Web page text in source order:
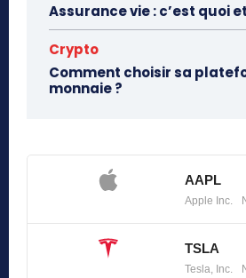
Assurance vie : c’est quoi
Crypto
Comment choisir sa
monnaie ?
AAPL
Apple Inc.
TSLA
Tesla, Inc.